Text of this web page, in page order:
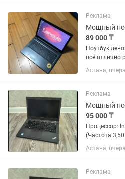
Реклама
89 000 ₸
Ноутбук
всё отлично
120гб
windows 10
Астана, вчера
Реклама
95 000 ₸
Процессор:
(Частота
Память SSD Оперативная
память(ОЗУ): 8
Сенсор
Астана, вчера
Реклама